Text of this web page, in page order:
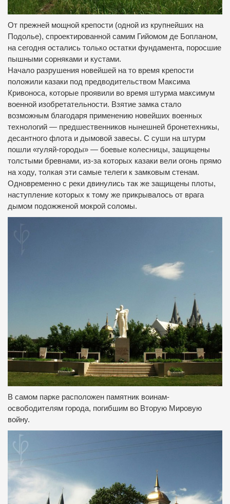
От прежней мощной крепости (одной из крупнейших на
Подолье), спроектированной самим Гийомом де Бопланом,
на сегодня остались только остатки фундамента, поросшие
пышными сорняками и кустами.
Начало разрушения новейшей на то время крепости
положили казаки под предводительством Максима
Кривоноса, которые проявили во время штурма максимум
военной изобретательности. Взятие замка стало
возможным благодаря применению новейших военных
технологий — предшественников нынешней бронетехникы,
десантного флота и дымовой завесы. С суши на штурм
пошли «гуляй-городы» — боевые колесницы, защищены
толстыми бревнами, из-за которых казаки вели огонь прямо
на ходу, толкая эти самые телеги к замковым стенам.
Одновременно с реки двинулись так же защищены плоты,
наступление которых к тому же прикрывалось от врага
дымом подожженой мокрой соломы.
В самом парке расположен памятник воинам-
освободителям города, погибшим во Вторую Мировую
войну.